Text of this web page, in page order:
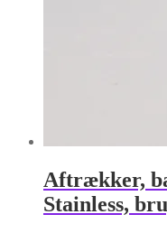
Aftrækker,
Stainless,